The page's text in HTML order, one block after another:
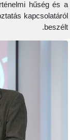
a
és szórakoztatás